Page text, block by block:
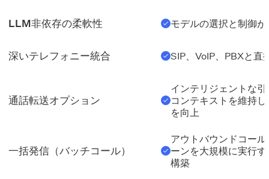
LLM非依存の柔軟性 モデルの選択と制御
深いテレフォニー統合 SIP、VoIP、PBXと直
通話転送オプション
インテリジェントな
コンテキストを維持
を向上
一括発信（バッチコール）
アウトバウンドコー
ーンを大規模に実行
構築